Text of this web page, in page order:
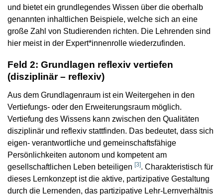
und bietet ein grundlegendes Wissen über die oberhalb
genannten inhaltlichen Beispiele, welche sich an eine
große Zahl von Studierenden richten. Die Lehrenden sind
hier meist in der Expert*innenrolle wiederzufinden.
Feld 2: Grundlagen reflexiv vertiefen
(disziplinär – reflexiv)
Aus dem Grundlagenraum ist ein Weitergehen in den
Vertiefungs- oder den Erweiterungsraum möglich.
Vertiefung des Wissens kann zwischen den Qualitäten
disziplinär und reflexiv stattfinden. Das bedeutet, dass sich
eigen- verantwortliche und gemeinschaftsfähige
Persönlichkeiten autonom und kompetent am
gesellschaftlichen Leben beteiligen [3]. Charakteristisch für
dieses Lernkonzept ist die aktive, partizipative Gestaltung
durch die Lernenden, das partizipative Lehr-Lernverhältnis